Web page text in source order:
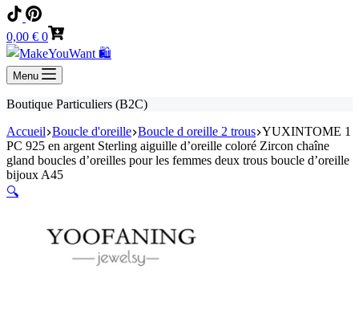
Panier
d’achat
0,00 € 0
Menu
Boutique Particuliers (B2C)
Accueil Boucle d'oreille Boucle d oreille 2 trous YUXINTOME 1
PC 925 en argent Sterling aiguille d’oreille coloré Zircon chaîne
gland boucles d’oreilles pour les femmes deux trous boucle d’oreille
bijoux A45
🔍